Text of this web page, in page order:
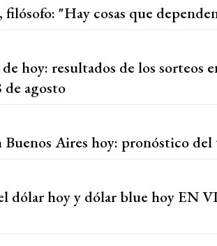
"Hay cosas que
hoy: resultados de los sorteos
de agosto
Aires hoy: pronóstico
dólar hoy y dólar blue hoy EN